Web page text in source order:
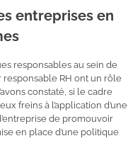
entreprises en
responsables au sein de
responsable RH ont un rôle
constaté, si le cadre
freins à l’application d’une
de promouvoir
en place d’une politique